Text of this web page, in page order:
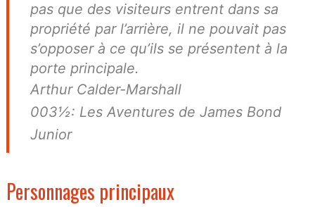
pas que des visiteurs entrent dans sa
propriété par l’arrière, il ne pouvait pas
s’opposer à ce qu’ils se présentent à la
porte principale.
Arthur Calder-Marshall
003½: Les Aventures de James Bond
Junior
Personnages principaux